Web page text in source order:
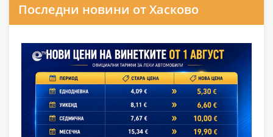
Последни новини от Хасково